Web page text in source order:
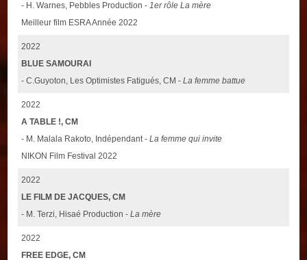
- H. Warnes, Pebbles Production -1er rôle La mère
Meilleur film ESRA Année 2022
2022
BLUE SAMOURAI
- C.Guyoton, Les Optimistes Fatigués, CM -La femme battue
2022
A TABLE !, CM
- M. Malala Rakoto, Indépendant -La femme qui invite
NIKON Film Festival 2022
2022
LE FILM DE JACQUES, CM
- M. Terzi, Hisaé Production -La mère
2022
FREE EDGE, CM